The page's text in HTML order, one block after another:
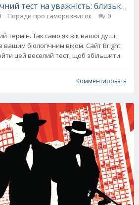
тест на уважність: близько
Поради про саморозвиток 0
термін. Так само як вік вашої душі,
вашим біологічним віком. Сайт Bright
цей веселий тест, щоб збільшити
Комментировать